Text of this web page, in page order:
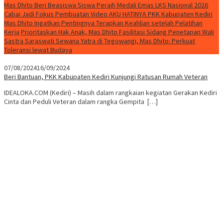
Mas Dhito Beri Beasiswa Siswa Peraih Medali Emas LKS Nasional 2026
Cabai Jadi Fokus Pembuatan Video AKU HATINYA PKK Kabupaten Kediri
Mas Dhito Ingatkan Pentingnya Terapkan Keahlian setelah Pelatihan
Kerja Prioritaskan Hak Anak, Mas Dhito Fasilitasi Sidang Penetapan Wali
Sastra Saraswati Sewana Yatra di Tegowangi, Mas Dhito: Perkuat
Toleransi lewat Budaya
07/08/202416/09/2024
Beri Bantuan, PKK Kabupaten Kediri Kunjungi Ratusan Rumah Veteran
IDEALOKA.COM (Kediri) – Masih dalam rangkaian kegiatan Gerakan Kediri
Cinta dan Peduli Veteran dalam rangka Gempita […]